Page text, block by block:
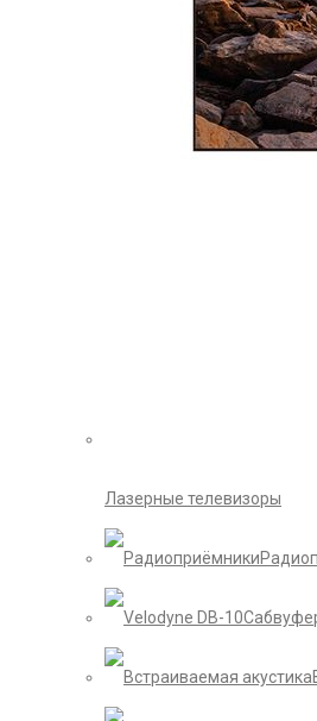
Лазерные телевизоры